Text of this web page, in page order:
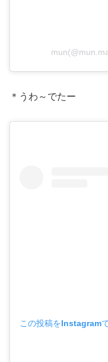
＊うわ～でたー
この投稿をInstagram